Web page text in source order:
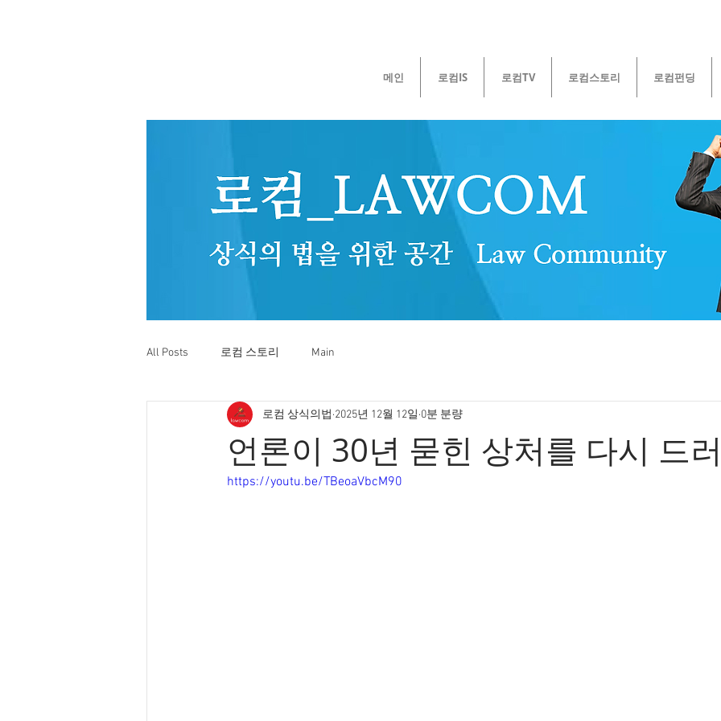
메인 로컴IS 로컴TV 로컴스토리 로컴펀딩
All Posts 로컴 스토리 Main
언론이 30년 묻힌 상처를 다시 드
로컴 상식의법 2025년 12월 12일 0분 분량
https://youtu.be/TBeoaVbcM90